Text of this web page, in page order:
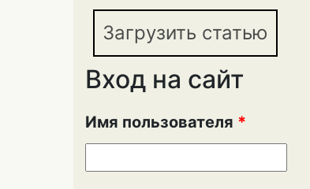
Загрузить статью
Вход на сайт
Имя пользователя *